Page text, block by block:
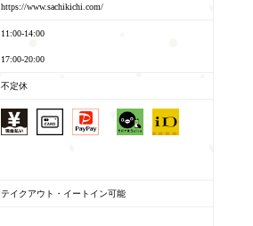
https://www.sachikichi.com/
11:00-14:00
17:00-20:00
不定休
テイクアウト・イートイン可能